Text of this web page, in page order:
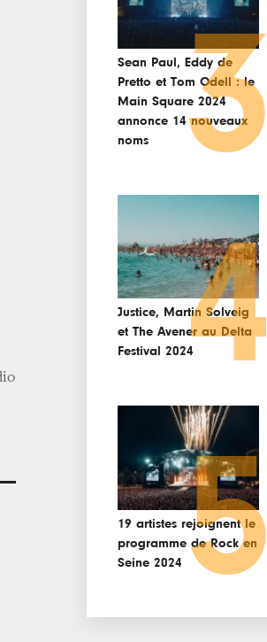
Sean Paul, Eddy de
Pretto et Tom Odell : le
Main Square 2024
annonce 14 nouveaux
noms
3
Justice, Martin Solveig
et The Avener au Delta
Festival 20244
19 artistes rejoignent le
programme de Rock en
Seine 2024 5